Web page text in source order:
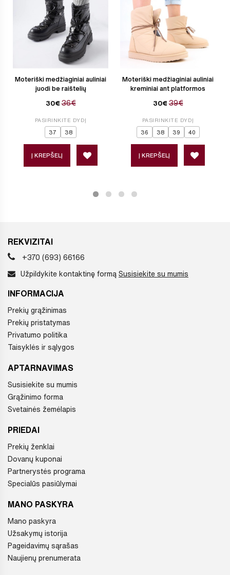
Moteriški medžiaginiai auliniai
juodi be raištelių
30€ 36€
PASIRINKITE DYDĮ
37 38
Į KREPŠELĮ
Moteriški medžiaginiai auliniai
kreminiai ant platformos
30€ 39€
PASIRINKITE DYDĮ
36 38 39 40
Į KREPŠELĮ
REKVIZITAI
+370 (693) 66166
Užpildykite kontaktinę formą Susisiekite su mumis
INFORMACIJA
Prekių grąžinimas
Prekių pristatymas
Privatumo politika
Taisyklės ir sąlygos
APTARNAVIMAS
Susisiekite su mumis
Grąžinimo forma
Svetainės žemėlapis
PRIEDAI
Prekių ženklai
Dovanų kuponai
Partnerystės programa
Specialūs pasiūlymai
MANO PASKYRA
Mano paskyra
Užsakymų istorija
Pageidavimų sąrašas
Naujienų prenumerata